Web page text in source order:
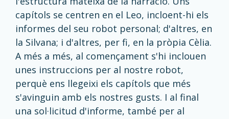
capítols se centren en el Leo, incloent-hi els
informes del seu robot personal; d'altres, en
la Silvana; i d'altres, per fi, en la pròpia Cèlia.
A més a més, al començament s'hi inclouen
unes instruccions per al nostre robot,
perquè ens llegeixi els capítols que més
s'avinguin amb els nostres gusts. I al final
una sol·licitud d'informe, també per al